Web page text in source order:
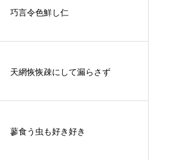
巧言令色鮮し仁
天網恢恢疎にして漏らさず
蓼食う虫も好き好き